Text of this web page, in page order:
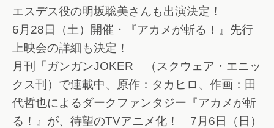
エスデス役の明坂聡美さんも出演決定！
6月28日（土）開催・『アカメが斬る！』先行
上映会の詳細も決定！
月刊「ガンガンJOKER」（スクウェア・エニッ
クス刊）で連載中、原作：タカヒロ、作画：田
代哲也によるダークファンタジー『アカメが斬
る！』が、待望のTVアニメ化！ 7月6日（日）